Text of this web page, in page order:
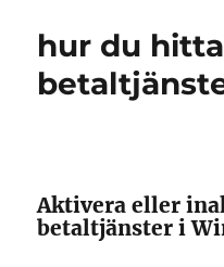
hur du
Aktivera eller
betaltjänster i